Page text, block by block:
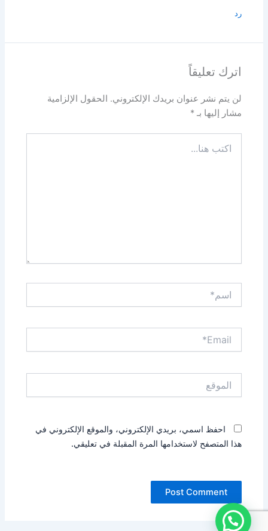
رد
اترك تعليقاً
لن يتم نشر عنوان بريدك الإلكتروني. الحقول الإلزامية
مشار إليها بـ*
هنا...
احفظ اسمي، بريدي الإلكتروني، والموقع الإلكتروني في
هذا المتصفح لاستخدامها المرة المقبلة في تعليقي.